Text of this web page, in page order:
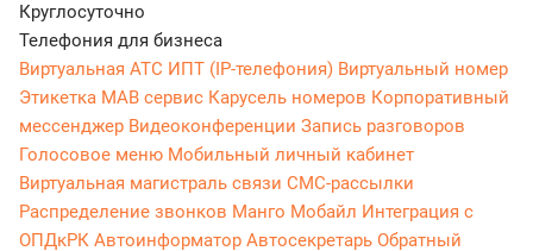
Круглосуточно
Телефония для бизнеса
Виртуальная АТС ИПТ (IP-телефония) Виртуальный номер
Этикетка МАВ сервис Карусель номеров Корпоративный
мессенджер Видеоконференции Запись разговоров
Голосовое меню Мобильный личный кабинет
Виртуальная магистраль связи СМС-рассылки
Распределение звонков Манго Мобайл Интеграция с
ОПДкРК Автоинформатор Автосекретарь Обратный